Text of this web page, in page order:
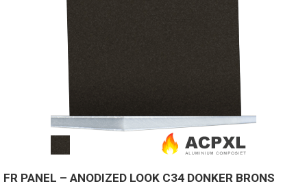
FR PANEL – ANODIZED LOOK C34 DONKER BRONS